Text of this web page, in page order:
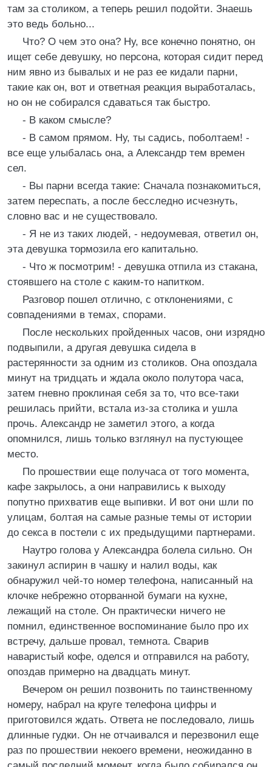
там за столиком, а теперь решил подойти. Знаешь
это ведь больно...
Что? О чем это она? Ну, все конечно понятно, он
ищет себе девушку, но персона, которая сидит перед
ним явно из бывалых и не раз ее кидали парни,
такие как он, вот и ответная реакция выработалась,
но он не собирался сдаваться так быстро.
- В каком смысле?
- В самом прямом. Ну, ты садись, поболтаем! -
все еще улыбалась она, а Александр тем времен
сел.
- Вы парни всегда такие: Сначала познакомиться,
затем переспать, а после бесследно исчезнуть,
словно вас и не существовало.
- Я не из таких людей, - недоумевая, ответил он,
эта девушка тормозила его капитально.
- Что ж посмотрим! - девушка отпила из стакана,
стоявшего на столе с каким-то напитком.
Разговор пошел отлично, с отклонениями, с
совпадениями в темах, спорами.
После нескольких пройденных часов, они изрядно
подвыпили, а другая девушка сидела в
растерянности за одним из столиков. Она опоздала
минут на тридцать и ждала около полутора часа,
затем гневно проклиная себя за то, что все-таки
решилась прийти, встала из-за столика и ушла
прочь. Александр не заметил этого, а когда
опомнился, лишь только взглянул на пустующее
место.
По прошествии еще получаса от того момента,
кафе закрылось, а они направились к выходу
попутно прихватив еще выпивки. И вот они шли по
улицам, болтая на самые разные темы от истории
до секса в постели с их предыдущими партнерами.
Наутро голова у Александра болела сильно. Он
закинул аспирин в чашку и налил воды, как
обнаружил чей-то номер телефона, написанный на
клочке небрежно оторванной бумаги на кухне,
лежащий на столе. Он практически ничего не
помнил, единственное воспоминание было про их
встречу, дальше провал, темнота. Сварив
наваристый кофе, оделся и отправился на работу,
опоздав примерно на двадцать минут.
Вечером он решил позвонить по таинственному
номеру, набрал на круге телефона цифры и
приготовился ждать. Ответа не последовало, лишь
длинные гудки. Он не отчаивался и перезвонил еще
раз по прошествии некоего времени, неожиданно в